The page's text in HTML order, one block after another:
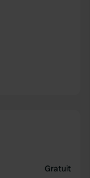
Gratuit